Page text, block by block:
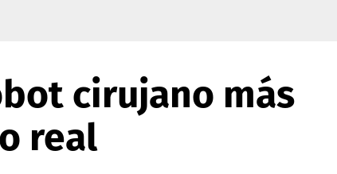
cirujano más
real